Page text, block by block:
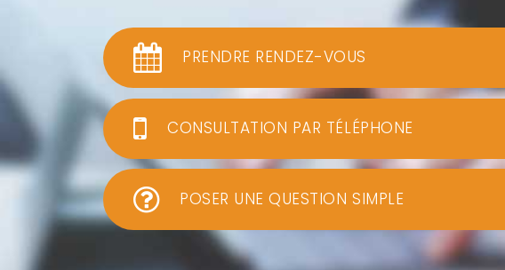
PRENDRE RENDEZ-VOUS
CONSULTATION PAR TÉLÉPHONE
POSER UNE QUESTION SIMPLE